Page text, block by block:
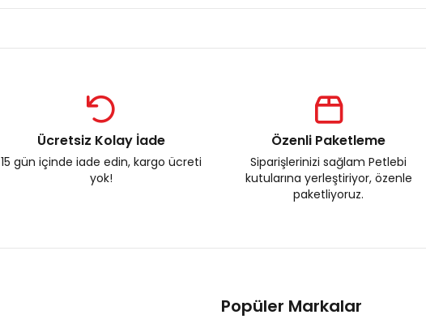
Ücretsiz Kolay İade
15 gün içinde iade edin, kargo ücreti
yok!
Özenli Paketleme
Siparişlerinizi sağlam Petlebi
kutularına yerleştiriyor, özenle
paketliyoruz.
Popüler Markalar